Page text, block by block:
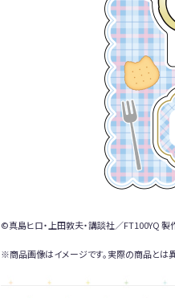
©真島ヒロ・上田敦夫・講談社／FT100YQ 製
※商品画像はイメージです。実際の商品とは